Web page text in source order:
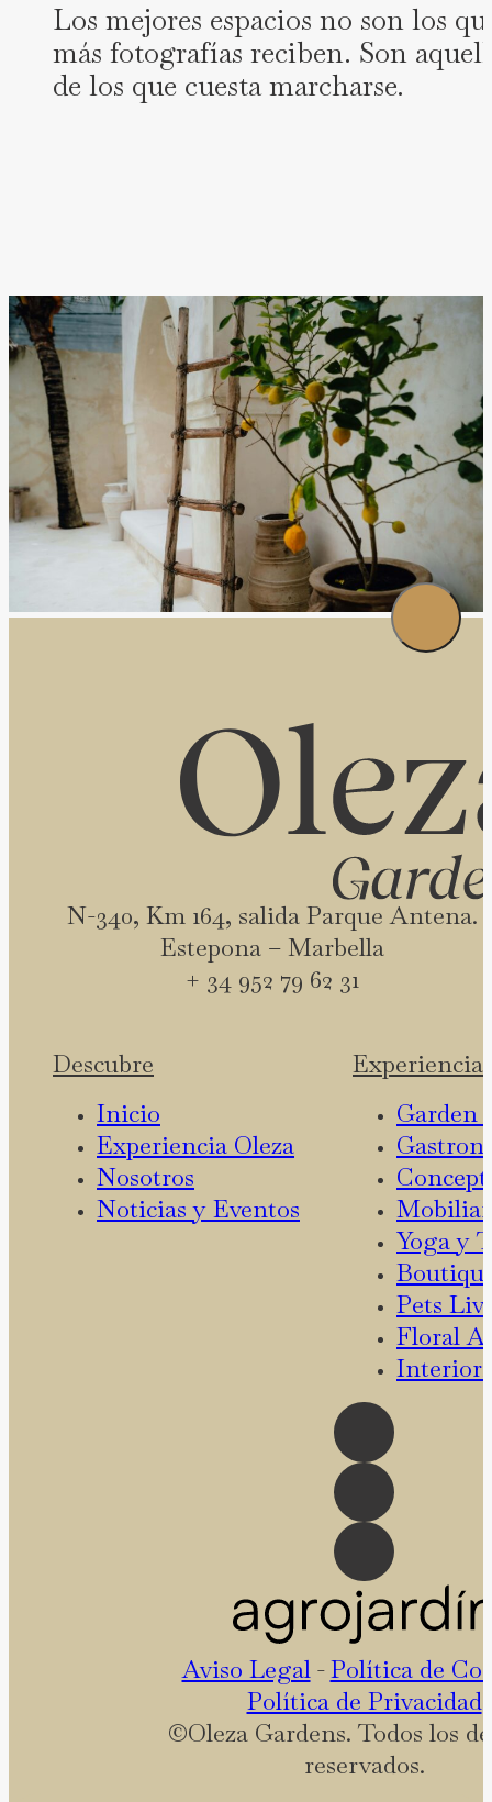
Los mejores espacios no son los
más fotografías reciben. Son
de los que cuesta marcharse.
Descubre
Inicio
Experiencia Oleza
Nosotros
Noticias y Eventos
Experiencias
Garden
Yoga y
Pets
Floral
N-340, Km 164, salida Parque Antena.
Estepona – Marbella
+ 34 952 79 62 31
Aviso Legal -Política de
Política de Privacidad
©Oleza Gardens. Todos los
reservados.